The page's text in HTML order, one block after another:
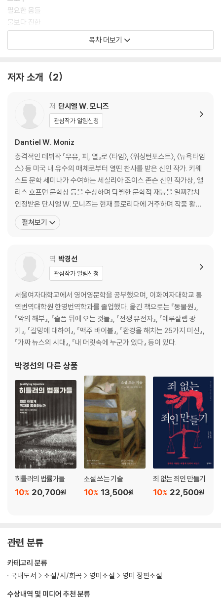
필요한 몸들
물보다 진한
색다른 것들
옮긴이의 말
목차 더보기
저자 소개 2
저 단시엘 W. 모니즈
관심작가 알림신청
Dantiel W. Moniz
충격적인 데뷔작 『우유, 피, 열』로 〈타임〉, 〈워싱턴포스트〉, 〈뉴욕타임
스〉 등 미국 내 유수의 매체로부터 열띤 찬사를 받은 신인 작가. 키웨
스트 문학 세미나가 수여하는 세실리아 조이스 존슨 신인 작가상, 앨
리스 호프먼 문학상 등을 수상하며 탁월한 문학적 재능을 일찌감치
인정받은 단시엘 W. 모니즈는 현재 플로리다에 거주하며 작품 활동
을 이어가고 있다. 『우유, 피, 열』에 실린 열한 편의 소설은 후덥지근
하고 끈끈한 에너지, 붉고 하얀 색감, 퀴퀴하고 야릇한 냄새 등 모든
펼쳐보기
역 박경선
관심작가 알림신청
서울여자대학교에서 영어영문학을 공부했으며, 이화여자대학교 통
역번역대학원 한영번역학과를 졸업했다. 옮긴 책으로는 『동물원』,
『악의 해부』, 『슬픔 뒤에 오는 것들』, 『전쟁 유전자』, 『예루살렘 광
기』, 『갈망에 대하여』, 『맥주 바이블』, 『환경을 해치는 25가지 미신』,
『가짜 뉴스의 시대』, 『내 머릿속에 누군가 있다』 등이 있다.
박경선의 다른 상품
히틀러의 법률가들
20,700원
10%
소설 쓰는 기술
13,500원
10%
죄 없는 죄인 만들기
22,500원
10%
관련 분류
수상내역 및 미디어 추천 분류
카테고리 분류
국내도서
소설/시/희곡 영미소설 영미 장편소설